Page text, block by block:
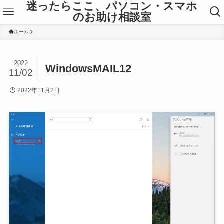
迷ったらここ、パソコン・スマホ
のお助け相談室
ホーム
WindowsMAIL12
2022
11/02
2022年11月2日